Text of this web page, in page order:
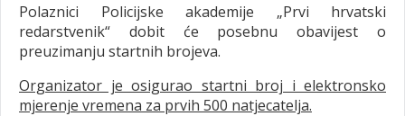
Polaznici Policijske akademije „Prvi hrvatski
redarstvenik“ dobit će posebnu obavijest o
preuzimanju startnih brojeva.
Organizator je osigurao startni broj i elektronsko
mjerenje vremena za prvih 500 natjecatelja.